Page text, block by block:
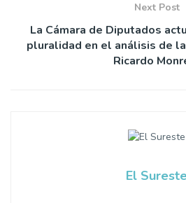
Next Post
La Cámara de Diputados
pluralidad en el análisis de
Ricardo
El